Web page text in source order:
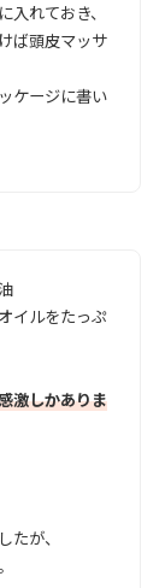
れておき、
ば頭皮マッサ
ケージに書い
イルをたっぷ
激しかありま
たが、